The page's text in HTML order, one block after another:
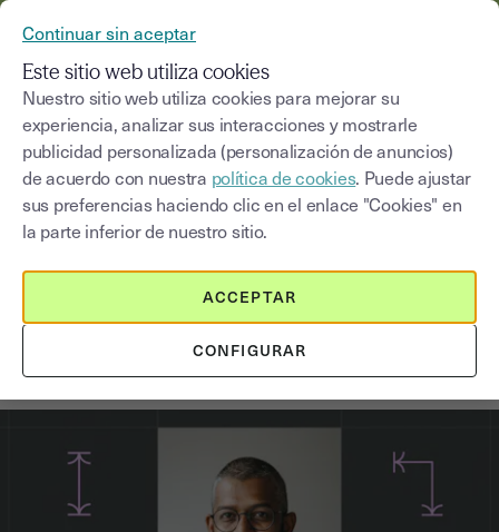
Blog
Seleccionar una categoría Saisissez un terme
Cómo construir un funnel de
ventas B2B eficaz en España
Continuar sin aceptar
Este sitio web utiliza cookies
Nuestro sitio web utiliza cookies para mejorar su
experiencia, analizar sus interacciones y mostrarle
publicidad personalizada (personalización de anuncios)
de acuerdo con nuestra política de cookies. Puede ajustar
sus preferencias haciendo clic en el enlace "Cookies" en
la parte inferior de nuestro sitio.
CONFIGURAR
ACCEPTAR